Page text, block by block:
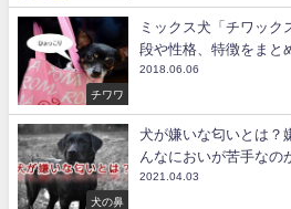
チワワ
ミックス犬「チワック
段や性格、特徴をまと
2018.06.06
犬の鼻
犬が嫌いな匂いとは？
んなにおいが苦手なの
2021.04.03